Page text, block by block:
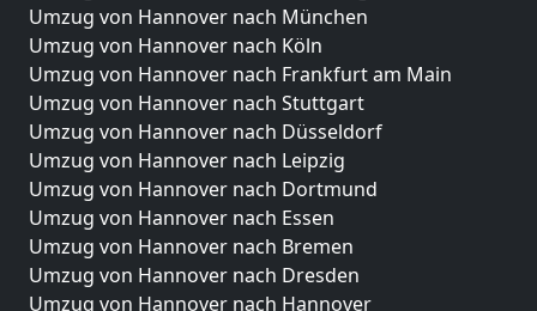
Umzug von Hannover nach München
Umzug von Hannover nach Köln
Umzug von Hannover nach Frankfurt am Main
Umzug von Hannover nach Stuttgart
Umzug von Hannover nach Düsseldorf
Umzug von Hannover nach Leipzig
Umzug von Hannover nach Dortmund
Umzug von Hannover nach Essen
Umzug von Hannover nach Bremen
Umzug von Hannover nach Dresden
Umzug von Hannover nach Hannover